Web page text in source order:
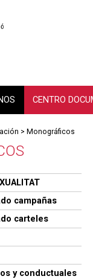
CENTRO
> Monográficos
campañas
carteles
y conductuales